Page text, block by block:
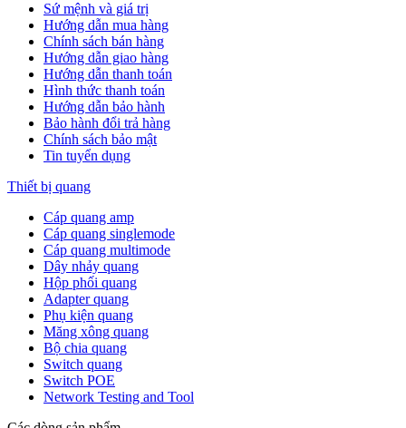
Sứ mệnh và giá trị
Hướng dẫn mua hàng
Chính sách bán hàng
Hướng dẫn giao hàng
Hướng dẫn thanh toán
Hình thức thanh toán
Hướng dẫn bảo hành
Bảo hành đổi trả hàng
Chính sách bảo mật
Tin tuyển dụng
Thiết bị quang
Cáp quang amp
Cáp quang singlemode
Cáp quang multimode
Dây nhảy quang
Hộp phối quang
Adapter quang
Phụ kiện quang
Măng xông quang
Bộ chia quang
Switch quang
Switch POE
Network Testing and Tool